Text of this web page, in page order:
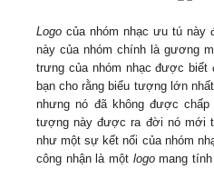
Logo của nhóm nhạc ưu tú này
này của nhóm chính là gương
trưng của nhóm nhạc được biết
bạn cho rằng biểu tượng lớn
nhưng nó đã không được
tượng này được ra đời nó mới
như một sự kết nối của nhóm
công nhận là một logomang tính